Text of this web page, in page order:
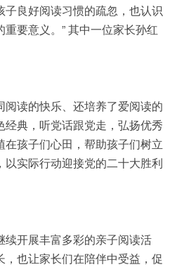
良好阅读习惯的疏忽，也认识
要意义。” 其中一位家长孙红
读的快乐、还培养了爱阅读的
典，听党话跟党走，弘扬优秀
孩子们心田，帮助孩子们树立
实际行动迎接党的二十大胜利
开展丰富多彩的亲子阅读活
也让家长们在陪伴中受益，促